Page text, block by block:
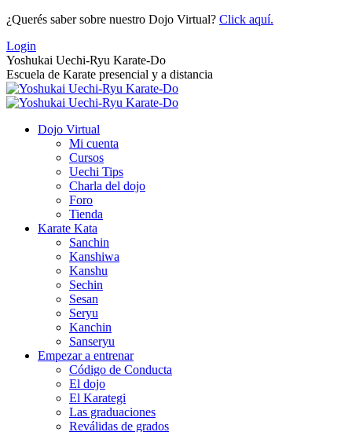
Saltar
contenido
¿Querés saber sobre nuestro Dojo Virtual? Click aquí.
Login
Yoshukai Uechi-Ryu Karate-Do
Escuela de Karate presencial y a distancia
Dojo Virtual
Mi cuenta
Cursos
Uechi Tips
Charla del dojo
Foro
Tienda
Karate Kata
Sanchin
Kanshiwa
Kanshu
Sechin
Sesan
Seryu
Kanchin
Sanseryu
Empezar a entrenar
Código de Conducta
El dojo
El Karategi
Las graduaciones
Reválidas de grados